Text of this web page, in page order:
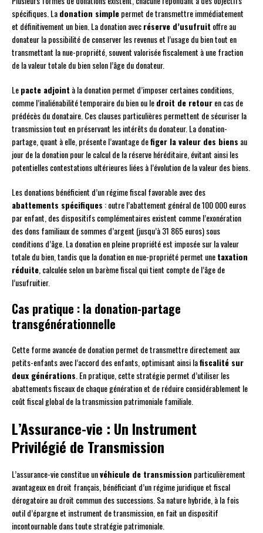
spécifiques. Ladonation simplepermet de transmettre immédiatement
et définitivement un bien. La donation avecréserve d’usufruit offre au
donateur la possibilité de conserver les revenus et l’usage du bien tout en
transmettant la nue-propriété, souvent valorisée fiscalement à une fraction
de la valeur totale du bien selon l’âge du donateur.
Lepacte adjoint à la donation permet d’imposer certaines conditions,
comme l’inaliénabilité temporaire du bien ou ledroit de retouren cas de
prédécès du donataire. Ces clauses particulières permettent de sécuriser la
transmission tout en préservant les intérêts du donateur. La donation-
partage, quant à elle, présente l’avantage defiger la valeur des biens au
jour de la donation pour le calcul de la réserve héréditaire, évitant ainsi les
potentielles contestations ultérieures liées à l’évolution de la valeur des biens.
Les donations bénéficient d’un régime fiscal favorable avec des
abattements spécifiques : outre l’abattement général de 100 000 euros
par enfant, des dispositifs complémentaires existent comme l’exonération
des dons familiaux de sommes d’argent (jusqu’à 31 865 euros) sous
conditions d’âge. La donation en pleine propriété est imposée sur la valeur
totale du bien, tandis que la donation en nue-propriété permet unetaxation
réduite, calculée selon un barème fiscal qui tient compte de l’âge de
l’usufruitier.
Cas pratique : la donation-partage
transgénérationnelle
Cette forme avancée de donation permet de transmettre directement aux
petits-enfants avec l’accord des enfants, optimisant ainsi lafiscalité sur
deux générations. En pratique, cette stratégie permet d’utiliser les
abattements fiscaux de chaque génération et de réduire considérablement le
coût fiscal global de la transmission patrimoniale familiale.
L’Assurance-vie : Un Instrument
Privilégié de Transmission
L’assurance-vie constitue unvéhicule de transmission particulièrement
avantageux en droit français, bénéficiant d’un régime juridique et fiscal
dérogatoire au droit commun des successions. Sa nature hybride, à la fois
outil d’épargne et instrument de transmission, en fait un dispositif
incontournable dans toute stratégie patrimoniale.